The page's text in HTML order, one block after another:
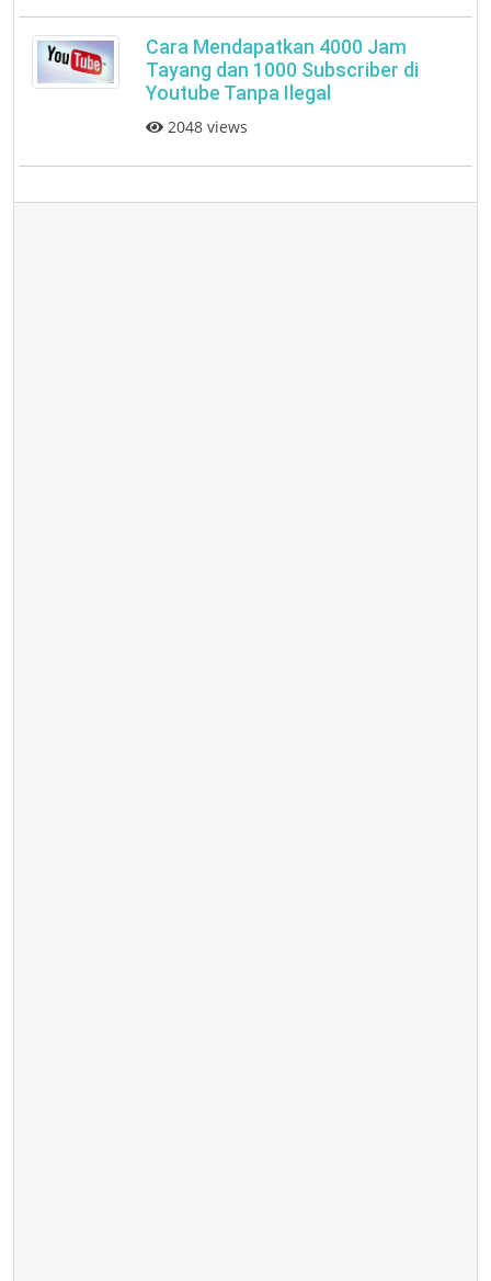
Cara Mendapatkan 4000 Jam
Tayang dan 1000 Subscriber di
Youtube Tanpa Ilegal
2048 views